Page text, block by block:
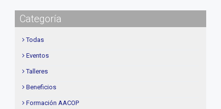
Categoría
Todas
Eventos
Talleres
Beneficios
Formación AACOP